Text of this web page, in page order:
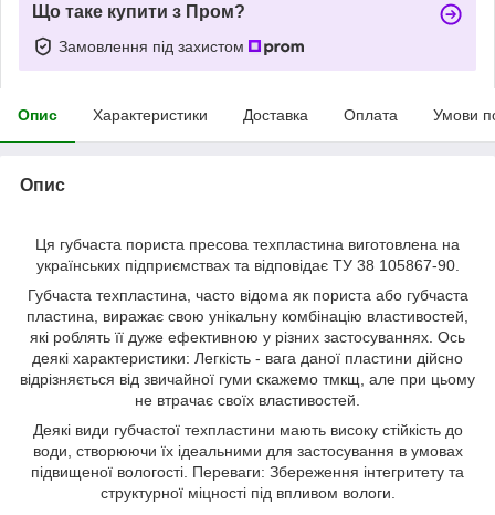
Що таке купити з Пром?
Замовлення під захистом
Опис Характеристики Доставка Оплата Умови
Опис
Ця губчаста пориста пресова техпластина виготовлена ​​на
українських підприємствах та відповідає ТУ 38 105867-90.
Губчаста техпластина, часто відома як пориста або губчаста
пластина, виражає свою унікальну комбінацію властивостей,
які роблять її дуже ефективною у різних застосуваннях. Ось
деякі характеристики: Легкість - вага даної пластини дійсно
відрізняється від звичайної гуми скажемо тмкщ, але при цьому
не втрачає своїх властивостей.
Деякі види губчастої техпластини мають високу стійкість до
води, створюючи їх ідеальними для застосування в умовах
підвищеної вологості. Переваги: ​​Збереження інтегритету та
структурної міцності під впливом вологи.